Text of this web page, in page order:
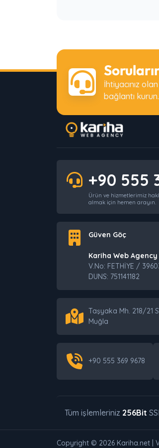
İhtiyacınız
bağlantı
+90 555
Ürün ve hizmetlerimiz
almak için hemen arayın.
Güven Göç
Kariha Web Agency
V.No: FETHİYE /
DUNS: 751141182
Taşyaka Mh. 218/21
Muğla
+90 555 369 9678
Tüm işlemleriniz 256Bit
Copyright © 2026 Kariha.net |